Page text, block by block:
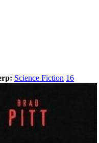
Science Fiction 16